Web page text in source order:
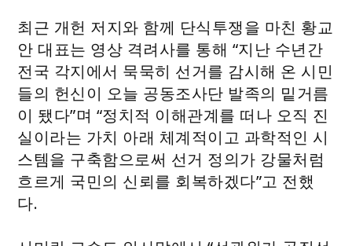
최근 개헌 저지와 함께 단식투쟁을 마친 황교
안 대표는 영상 격려사를 통해 “지난 수년간
전국 각지에서 묵묵히 선거를 감시해 온 시민
들의 헌신이 오늘 공동조사단 발족의 밑거름
이 됐다”며 “정치적 이해관계를 떠나 오직 진
실이라는 가치 아래 체계적이고 과학적인 시
스템을 구축함으로써 선거 정의가 강물처럼
흐르게 국민의 신뢰를 회복하겠다”고 전했
다.